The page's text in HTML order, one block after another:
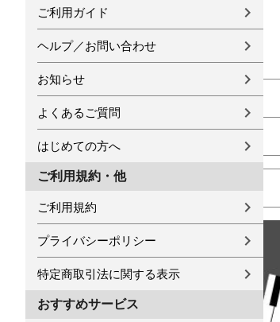
ご利用ガイド
ヘルプ／お問い合わせ
お知らせ
よくあるご質問
はじめての方へ
ご利用規約・他
ご利用規約
プライバシーポリシー
特定商取引法に関する表示
おすすめサービス